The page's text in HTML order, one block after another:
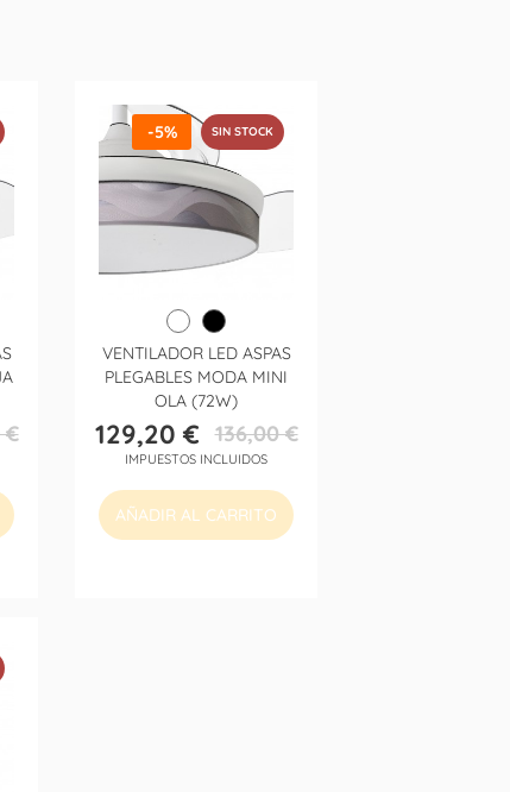
€
VENTILADOR LED ASPAS
PLEGABLES MODA MINI
OLA (72W)
Precio
129,20 €Precio
base
136,00 €
IMPUESTOS INCLUIDOS
-5% SIN STOCK
AÑADIR AL CARRITO